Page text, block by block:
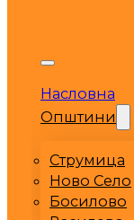
Насловна
Општини
Струмица
Ново Село
Босилово